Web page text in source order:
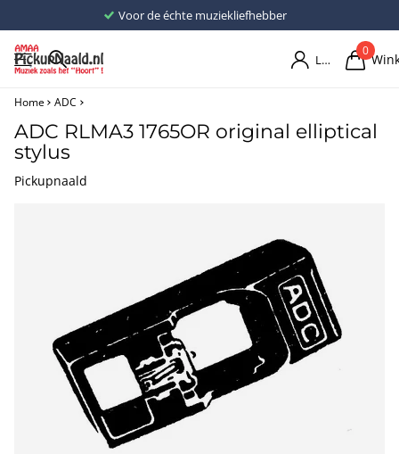
Voor de échte muziekliefhebber
Login
0
Home ADC
ADC RLMA3 1765OR original elliptical
stylus
Pickupnaald